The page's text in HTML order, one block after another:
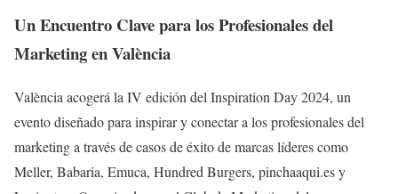
Un Encuentro Clave para los Profesionales del
Marketing en València
València acogerá la IV edición del Inspiration Day 2024, un
evento diseñado para inspirar y conectar a los profesionales del
marketing a través de casos de éxito de marcas líderes como
Meller, Babaria, Emuca, Hundred Burgers, pinchaaqui.es y